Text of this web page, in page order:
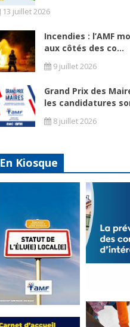
13 juillet 2026
Incendies : l’AMF
aux côtés des co...
9 juillet 2026
Grand Prix des
les candidatures
8 juillet 2026
En Kiosque
Statut de
La